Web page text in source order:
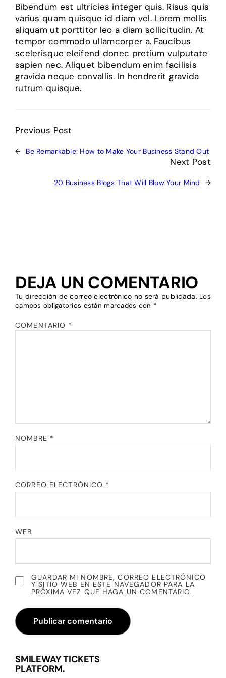
Bibendum est ultricies integer quis. Risus quis
varius quam quisque id diam vel. Lorem mollis
aliquam ut porttitor leo a diam sollicitudin. At
tempor commodo ullamcorper a. Faucibus
scelerisque eleifend donec pretium vulputate
sapien nec. Aliquet bibendum enim facilisis
gravida neque convallis. In hendrerit gravida
rutrum quisque.
Previous Post
← Be Remarkable: How to Make Your Business Stand Out
Next Post
20 Business Blogs That Will Blow Your Mind →
DEJA UN COMENTARIO
Tu dirección de correo electrónico no será publicada. Los
campos obligatorios están marcados con *
COMENTARIO *
NOMBRE *
CORREO ELECTRÓNICO *
WEB
GUARDAR MI NOMBRE, CORREO ELECTRÓNICO
Y SITIO WEB EN ESTE NAVEGADOR PARA LA
PRÓXIMA VEZ QUE HAGA UN COMENTARIO.
SMILEWAY TICKETS
PLATFORM.